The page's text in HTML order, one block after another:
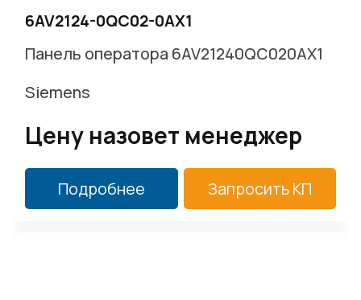
6AV2124-0QC02-0AX1
Панель оператора 6AV21240QC020AX1
Siemens
Цену назовет менеджер
Подробнее Запросить КП